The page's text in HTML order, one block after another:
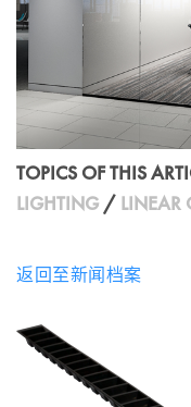
TOPICS OF THIS
LIGHTING / LINEAR
返回至新闻档案